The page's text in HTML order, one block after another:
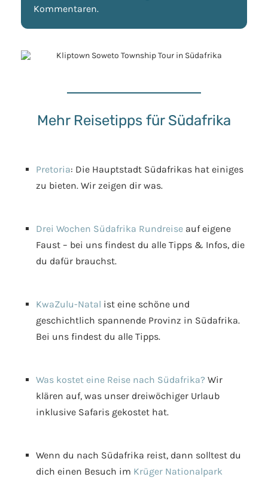
Kommentaren.
Mehr Reisetipps für Südafrika
Pretoria: Die Hauptstadt Südafrikas hat einiges
zu bieten. Wir zeigen dir was.
Drei Wochen Südafrika Rundreise auf eigene
Faust – bei uns findest du alle Tipps & Infos, die
du dafür brauchst.
KwaZulu-Natal ist eine schöne und
geschichtlich spannende Provinz in Südafrika.
Bei uns findest du alle Tipps.
Was kostet eine Reise nach Südafrika? Wir
klären auf, was unser dreiwöchiger Urlaub
inklusive Safaris gekostet hat.
Wenn du nach Südafrika reist, dann solltest du
dich einen Besuch im Krüger Nationalpark